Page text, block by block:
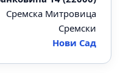
Сремска Митровица
Сремски
Нови Сад